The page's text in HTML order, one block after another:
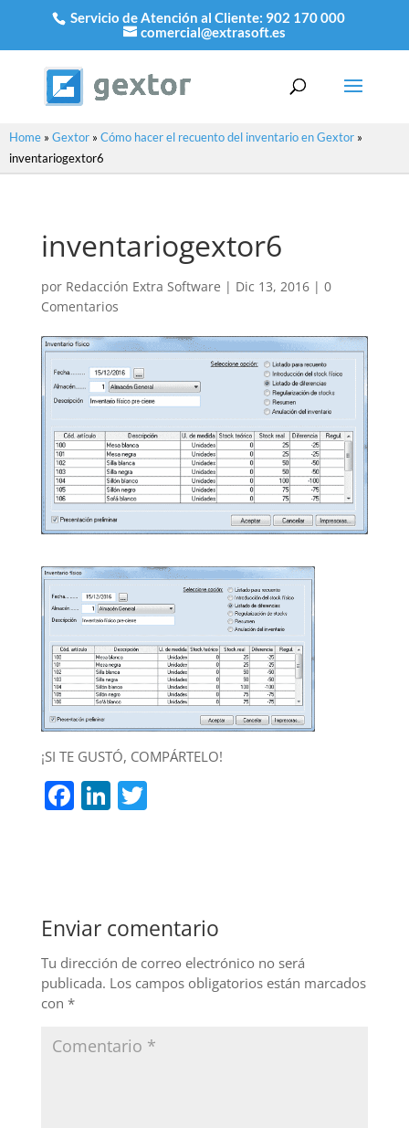
Servicio de Atención al Cliente: 902 170 000
comercial@extrasoft.es
Home » Gextor » Cómo hacer el recuento del inventario en Gextor »
inventariogextor6
inventariogextor6
por Redacción Extra Software | Dic 13, 2016| 0
Comentarios
¡SI TE GUSTÓ, COMPÁRTELO!
F
b
o
o
k
Li
n
T
Enviar comentario
Tu dirección de correo electrónico no será
publicada. Los campos obligatorios están marcados
con *